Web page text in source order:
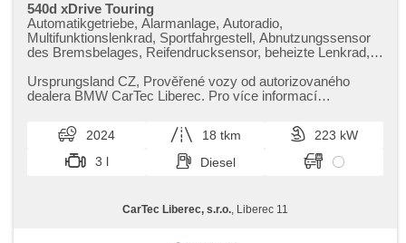
540d xDrive Touring
Automatikgetriebe, Alarmanlage, Autoradio,
Multifunktionslenkrad, Sportfahrgestell, Abnutzungssensor
des Bremsbelages, Reifendrucksensor, beheizte Lenkrad,
odemykání, bezklíčové startování, Standheizung,
Panoramadach, beheizte Sitze, Blind Spot Anzeige, LED
Ursprungsland CZ,​ Prověřené vozy od autorizovaného
dealera BMW CarTec Liberec. Pro více informací
2024 18 tkm
223 kW
3 l
Diesel
CarTec Liberec, s.r.o. , Liberec 11